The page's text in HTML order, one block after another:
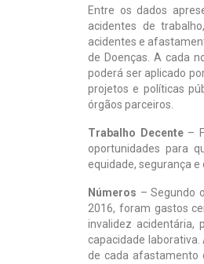
Entre os dados
acidentes de
acidentes e
de Doenças. A cada
poderá ser aplicado
projetos e políticas
órgãos parceiros.
Trabalho Decente–
oportunidades para
equidade, segurança e
Números – Segundo
2016, foram gastos
invalidez acidentária,
capacidade
de cada afastamento